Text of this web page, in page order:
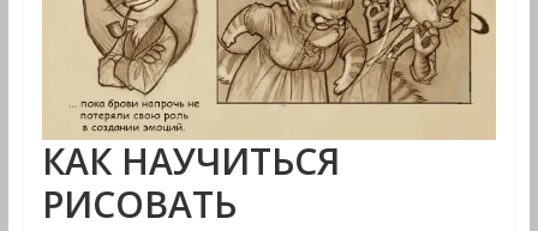
КАК НАУЧИТЬСЯ
РИСОВАТЬ